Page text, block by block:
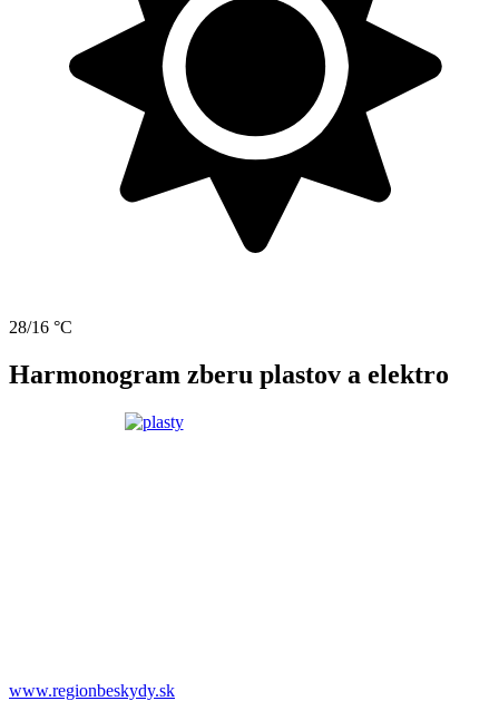
28/16 °C
Harmonogram zberu plastov a elektro
www.regionbeskydy.sk